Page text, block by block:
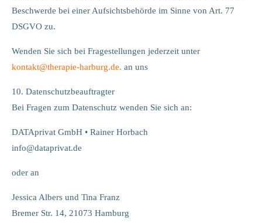
Beschwerde bei einer Aufsichtsbehörde im Sinne von Art. 77
DSGVO zu.
Wenden Sie sich bei Fragestellungen jederzeit unter
kontakt@therapie-harburg.de. an uns
10. Datenschutzbeauftragter
Bei Fragen zum Datenschutz wenden Sie sich an:
DATAprivat GmbH • Rainer Horbach
info@dataprivat.de
oder an
Jessica Albers und Tina Franz
Bremer Str. 14, 21073 Hamburg